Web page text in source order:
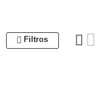
Filtros